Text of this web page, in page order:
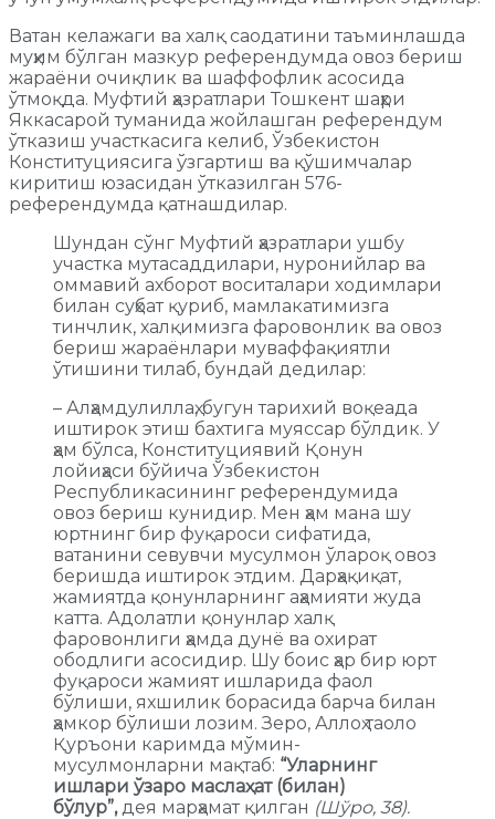
Ватан келажаги ва халқ саодатини таъминлашда
муҳим бўлган мазкур референдумда овоз бериш
жараёни очиқлик ва шаффофлик асосида
ўтмоқда. Муфтий ҳазратлари Тошкент шаҳри
Яккасарой туманида жойлашган референдум
ўтказиш участкасига келиб, Ўзбекистон
Конституциясига ўзгартиш ва қўшимчалар
киритиш юзасидан ўтказилган 576-
референдумда қатнашдилар.
Шундан сўнг Муфтий ҳазратлари ушбу
участка мутасаддилари, нуронийлар ва
оммавий ахборот воситалари ходимлари
билан суҳбат қуриб, мамлакатимизга
тинчлик, халқимизга фаровонлик ва овоз
бериш жараёнлари муваффақиятли
ўтишини тилаб, бундай дедилар:
– Алҳамдулиллаҳ, бугун тарихий воқеада
иштирок этиш бахтига муяссар бўлдик. У
ҳам бўлса, Конституциявий Қонун
лойиҳаси бўйича Ўзбекистон
Республикасининг референдумида
овоз бериш кунидир. Мен ҳам мана шу
юртнинг бир фуқароси сифатида,
ватанини севувчи мусулмон ўлароқ овоз
беришда иштирок этдим. Дарҳақиқат,
жамиятда қонунларнинг аҳамияти жуда
катта. Адолатли қонунлар халқ
фаровонлиги ҳамда дунё ва охират
ободлиги асосидир. Шу боис ҳар бир юрт
фуқароси жамият ишларида фаол
бўлиши, яхшилик борасида барча билан
ҳамкор бўлиши лозим. Зеро, Аллоҳ таоло
Қуръони каримда мўмин-
мусулмонларни мақтаб: “Уларнинг
ишлари ўзаро маслаҳат (билан)
бўлур”,дея марҳамат қилган (Шўро, 38).